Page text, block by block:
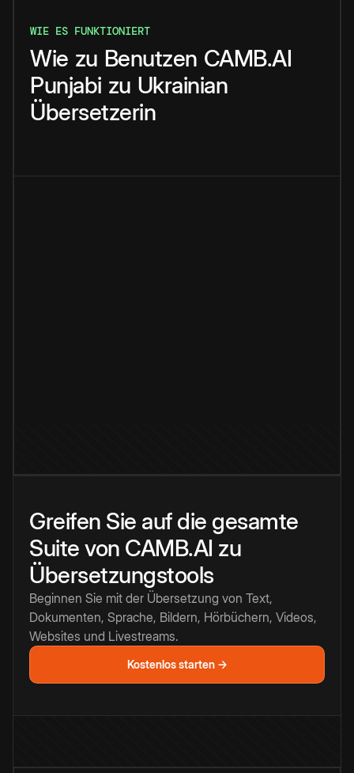
WIE ES FUNKTIONIERT
Wie zu Benutzen CAMB.AI
Punjabi zu Ukrainian
Übersetzerin
Greifen Sie auf die gesamte
Suite von CAMB.AI zu
Übersetzungstools
Beginnen Sie mit der Übersetzung von Text,
Dokumenten, Sprache, Bildern, Hörbüchern, Videos,
Websites und Livestreams.
Kostenlos starten →